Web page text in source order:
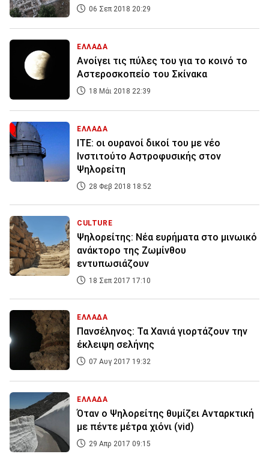
06 Σεπ 2018 20:29
ΕΛΛΑΔΑ
Ανοίγει τις πύλες του για το κοινό το
Αστεροσκοπείο του Σκίνακα
18 Μάι 2018 22:39
ΕΛΛΑΔΑ
ΙΤΕ: οι ουρανοί δικοί του με νέο
Ινστιτούτο Αστροφυσικής στον
Ψηλορείτη
28 Φεβ 2018 18:52
CULTURE
Ψηλορείτης: Νέα ευρήματα στο μινωικό
ανάκτορο της Ζωμίνθου
εντυπωσιάζουν
18 Σεπ 2017 17:10
ΕΛΛΑΔΑ
Πανσέληνος: Τα Χανιά γιορτάζουν την
έκλειψη σελήνης
07 Αυγ 2017 19:32
ΕΛΛΑΔΑ
Όταν ο Ψηλορείτης θυμίζει Ανταρκτική
με πέντε μέτρα χιόνι (vid)
29 Απρ 2017 09:15